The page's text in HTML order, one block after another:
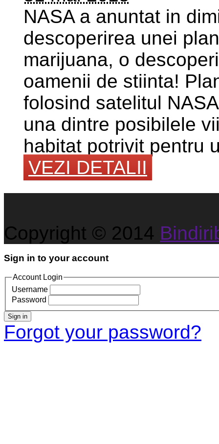
NASA a anuntat in
descoperirea unei
marijuana, o
oamenii de stiinta!
folosind satelitul
una dintre posibilele
habitat potrivit pentru
VEZI DETALII
Copyright © 2014
Sign in to your account
Account Login
Username
Password
Sign in
Forgot your password?